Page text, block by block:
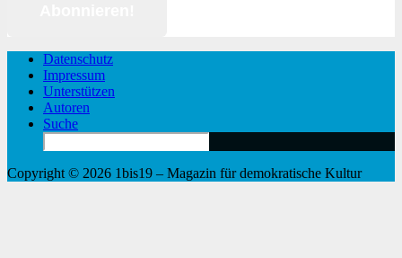
Datenschutz
Impressum
Unterstützen
Autoren
Suche
Search
for:
Copyright © 2026 1bis19 – Magazin für demokratische Kultur